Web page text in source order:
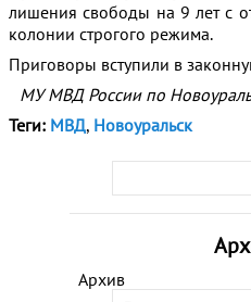
Архив
лишения свободы на 9 лет с
колонии строгого режима.
Приговоры вступили в
МУ МВД России по
Теги: МВД, Новоуральск